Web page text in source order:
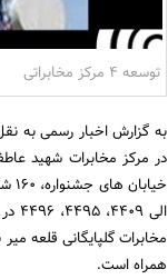
توسعه 4 مرکز مخابراتی
به گزارش اخبار رسمی به
همراه است.